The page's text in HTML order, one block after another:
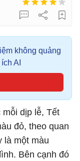
không quảng
AI
mỗi dịp lễ, Tết
đỏ, theo quan
là một màu
Bên cạnh đó